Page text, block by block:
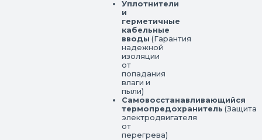
Уплотнители
и
герметичные
кабельные
вводы (Гарантия
надежной
изоляции
от
попадания
влаги и
пыли)
Самовосстанавливающийся
термопредохранитель (Защита
электродвигателя
от
перегрева)